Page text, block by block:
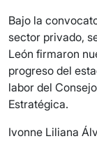
Bajo la
sector privado,
León firmaron
progreso del
labor del
Estratégica.
Ivonne Liliana